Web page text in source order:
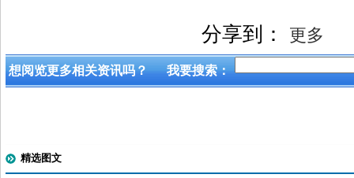
分享到： 更多
想阅览更多相关资讯吗？ 我要搜索：
精选图文